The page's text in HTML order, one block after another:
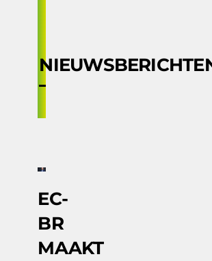
EC-
BR
MAAKT